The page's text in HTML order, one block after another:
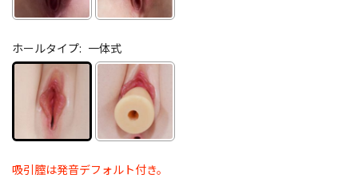
ホールタイプ: 一体式
吸引膣は発音デフォルト付き。